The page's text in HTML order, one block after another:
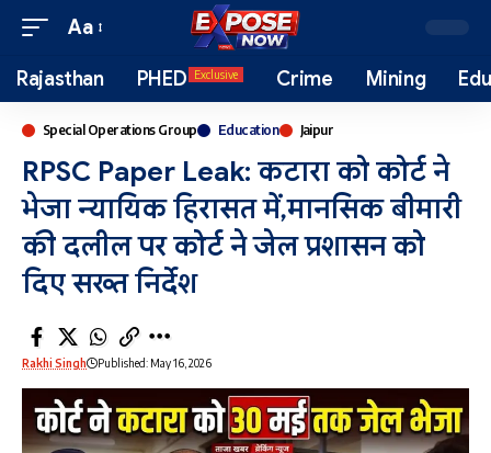
Aa
Rajasthan PHED Exclusive Crime Mining
Special Operations Group Education Jaipur
RPSC Paper Leak: कटारा को कोर्ट ने
भेजा न्यायिक हिरासत में,मानसिक बीमारी
की दलील पर कोर्ट ने जेल प्रशासन को
दिए सख्त निर्देश
Rakhi Singh Published: May 16, 2026